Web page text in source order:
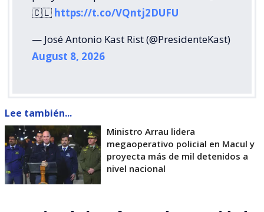
🇨🇱 https://t.co/VQntj2DUFU
— José Antonio Kast Rist (@PresidenteKast)
August 8, 2026
Lee también...
Ministro Arrau lidera
megaoperativo policial en Macul y
proyecta más de mil detenidos a
nivel nacional